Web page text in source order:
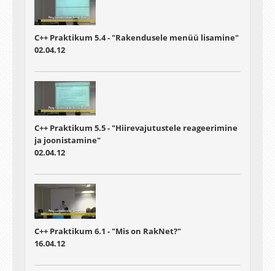
C++ Praktikum 5.4 - "Rakendusele menüü lisamine"
02.04.12
C++ Praktikum 5.5 - "Hiirevajutustele reageerimine
ja joonistamine"
02.04.12
C++ Praktikum 6.1 - "Mis on RakNet?"
16.04.12